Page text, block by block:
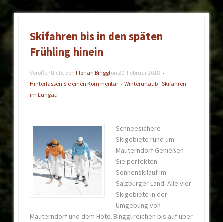
Skifahren bis in den späten
Frühling hinein
Veröffentlicht von Florian Binggl on 20. Februar 2018 •
Hinterlassen Sie einen Kommentar • Winterurlaub - Skifahren
im Lungau
Schneesichere
Skigebiete rund um
Mauterndorf Genießen
Sie perfekten
Sonnenskilauf im
Salzburger Land: Alle vier
Skigebiete in der
Umgebung von
Mauterndorf und dem Hotel Binggl reichen bis auf über